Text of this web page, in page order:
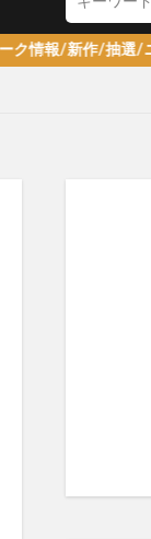
作/抽選/ニュース